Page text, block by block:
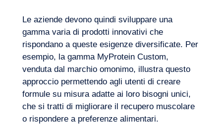
Le aziende devono quindi sviluppare una
gamma varia di prodotti innovativi che
rispondano a queste esigenze diversificate. Per
esempio, la gamma MyProtein Custom,
venduta dal marchio omonimo, illustra questo
approccio permettendo agli utenti di creare
formule su misura adatte ai loro bisogni unici,
che si tratti di migliorare il recupero muscolare
o rispondere a preferenze alimentari.